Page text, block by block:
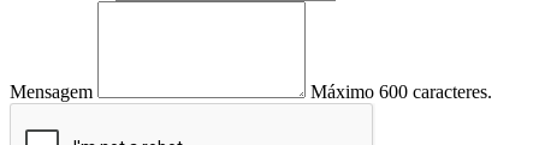
Mensagem Máximo 600 caracteres.